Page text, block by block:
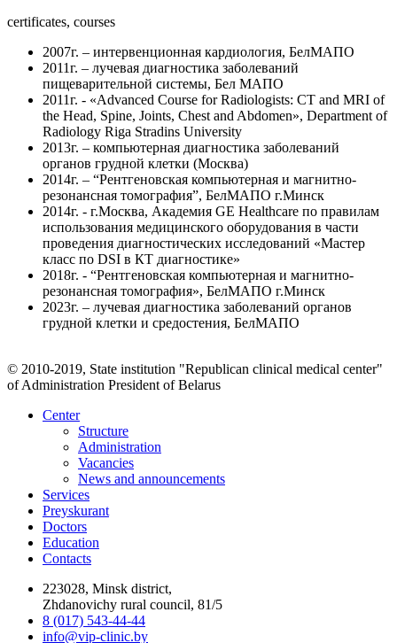
certificates, courses
2007г. – интервенционная кардиология, БелМАПО
2011г. – лучевая диагностика заболеваний
пищеварительной системы, Бел МАПО
2011г. - «Advanced Course for Radiologists: CT and MRI of
the Head, Spine, Joints, Chest and Abdomen», Department of
Radiology Riga Stradins University
2013г. – компьютерная диагностика заболеваний
органов грудной клетки (Москва)
2014г. – “Рентгеновская компьютерная и магнитно-
резонансная томография”, БелМАПО г.Минск
2014г. - г.Москва, Академия GE Healthcare по правилам
использования медицинского оборудования в части
проведения диагностических исследований «Мастер
класс по DSI в КТ диагностике»
2018г. - “Рентгеновская компьютерная и магнитно-
резонансная томография», БелМАПО г.Минск
2023г. – лучевая диагностика заболеваний органов
грудной клетки и средостения, БелМАПО
© 2010-2019, State institution "Republican clinical medical center"
of Administration President of Belarus
Center
Structure
Administration
Vacancies
News and announcements
Services
Preyskurant
Doctors
Education
Contacts
223028, Minsk district,
Zhdanovichy rural council, 81/5
8 (017) 543-44-44
info@vip-clinic.by